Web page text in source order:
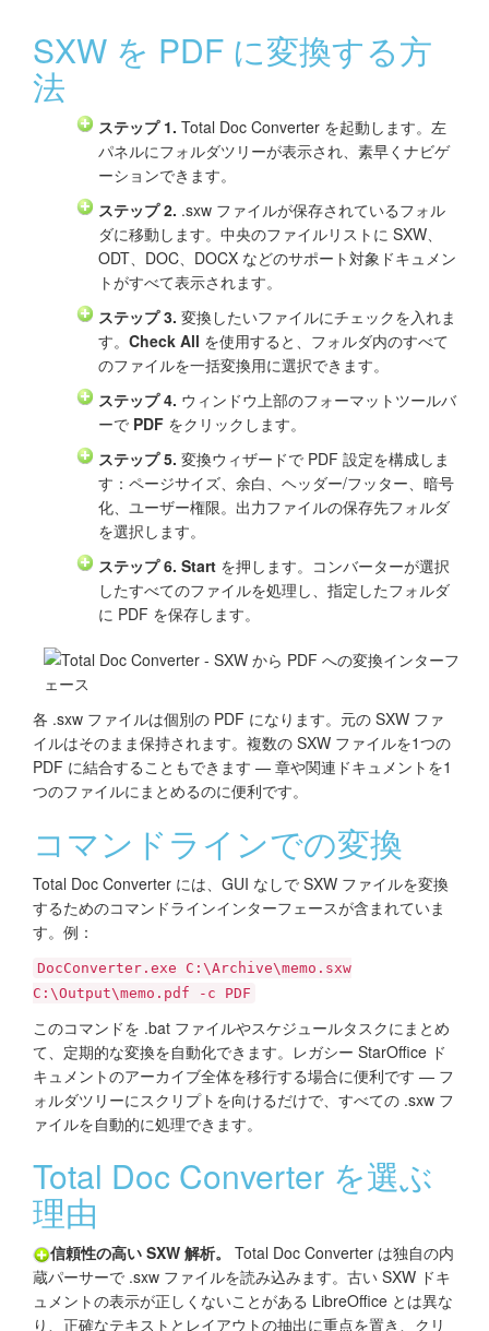
SXW を PDF に変換する方
法
ステップ 1. Total Doc Converter を起動します。左
パネルにフォルダツリーが表示され、素早くナビゲ
ーションできます。
ステップ 2. .sxw ファイルが保存されているフォル
ダに移動します。中央のファイルリストに SXW、
ODT、DOC、DOCX などのサポート対象ドキュメン
トがすべて表示されます。
ステップ 3. 変換したいファイルにチェックを入れま
す。 Check All を使用すると、フォルダ内のすべて
のファイルを一括変換用に選択できます。
ステップ 4. ウィンドウ上部のフォーマットツールバ
ーで PDF をクリックします。
ステップ 5. 変換ウィザードで PDF 設定を構成しま
す：ページサイズ、余白、ヘッダー/フッター、暗号
化、ユーザー権限。出力ファイルの保存先フォルダ
を選択します。
ステップ 6. Start を押します。コンバーターが選択
したすべてのファイルを処理し、指定したフォルダ
に PDF を保存します。
各 .sxw ファイルは個別の PDF になります。元の SXW ファ
イルはそのまま保持されます。複数の SXW ファイルを1つの
PDF に結合することもできます — 章や関連ドキュメントを1
つのファイルにまとめるのに便利です。
コマンドラインでの変換
Total Doc Converter には、GUI なしで SXW ファイルを変換
するためのコマンドラインインターフェースが含まれていま
す。例：
DocConverter.exe C:\Archive\memo.sxw
C:\Output\memo.pdf -c PDF
このコマンドを .bat ファイルやスケジュールタスクにまとめ
て、定期的な変換を自動化できます。レガシー StarOffice ド
キュメントのアーカイブ全体を移行する場合に便利です — フ
ォルダツリーにスクリプトを向けるだけで、すべての .sxw フ
ァイルを自動的に処理できます。
Total Doc Converter を選ぶ
理由
信頼性の高い SXW 解析。
Total Doc Converter は独自の内
蔵パーサーで .sxw ファイルを読み込みます。古い SXW ドキ
ュメントの表示が正しくないことがある LibreOffice とは異な
り、正確なテキストとレイアウトの抽出に重点を置き、クリ